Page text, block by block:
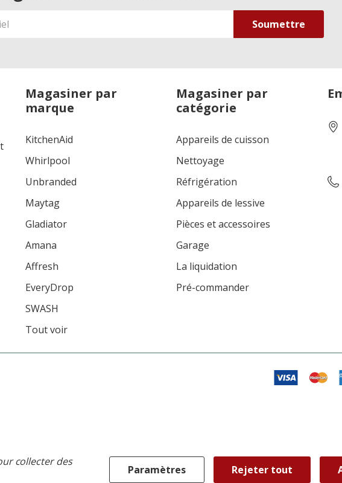
Magasiner par
marque
KitchenAid
Whirlpool
Unbranded
Maytag
Gladiator
Amana
Affresh
EveryDrop
SWASH
Tout voir
Magasiner par
catégorie
Appareils de cuisson
Nettoyage
Réfrigération
Appareils de lessive
Pièces et accessoires
Garage
La liquidation
Pré-commander
collecter des
Paramètres Rejeter tout